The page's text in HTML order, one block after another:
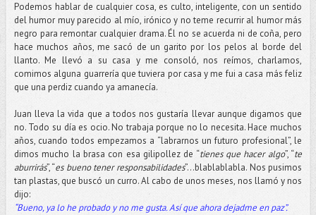
Podemos hablar de cualquier cosa, es culto, inteligente, con un sentido
del humor muy parecido al mío, irónico y no teme recurrir al humor más
negro para remontar cualquier drama. Él no se acuerda ni de coña, pero
hace muchos años, me sacó de un garito por los pelos al borde del
llanto. Me llevó a su casa y me consoló, nos reímos, charlamos,
comimos alguna guarrería que tuviera por casa y me fui a casa más feliz
que una perdiz cuando ya amanecía.
Juan lleva la vida que a todos nos gustaría llevar aunque digamos que
no. Todo su día es ocio. No trabaja porque no lo necesita. Hace muchos
años, cuando todos empezamos a “labrarnos un futuro profesional”, le
dimos mucho la brasa con esa gilipollez de “tienes que hacer algo”, “te
aburrirás”, “es bueno tener responsabilidades”...blablablabla. Nos pusimos
tan plastas, que buscó un curro. Al cabo de unos meses, nos llamó y nos
dijo:
“Bueno, ya lo he probado y no me gusta. Así que ahora dejadme en paz”.